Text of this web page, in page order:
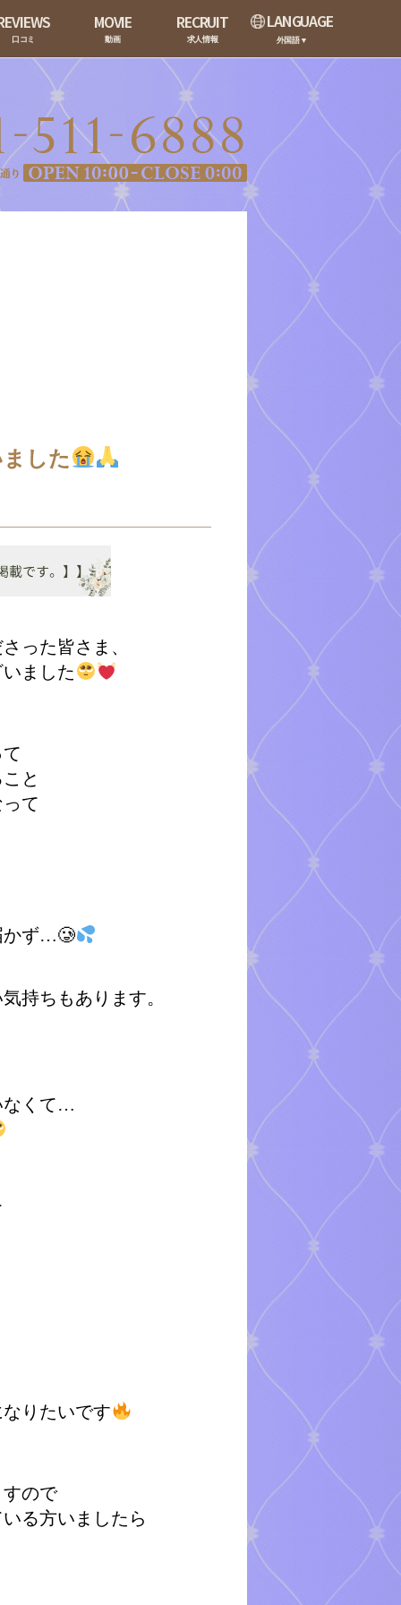
口コミ
MOVIE
動画
RECRUIT
求人情報
LANGUAGE
外国語▼
した
った皆さま、
ました
と
って
かず…🥲
持ちもあります。
なくて…
りたいです
ので
る方いましたら